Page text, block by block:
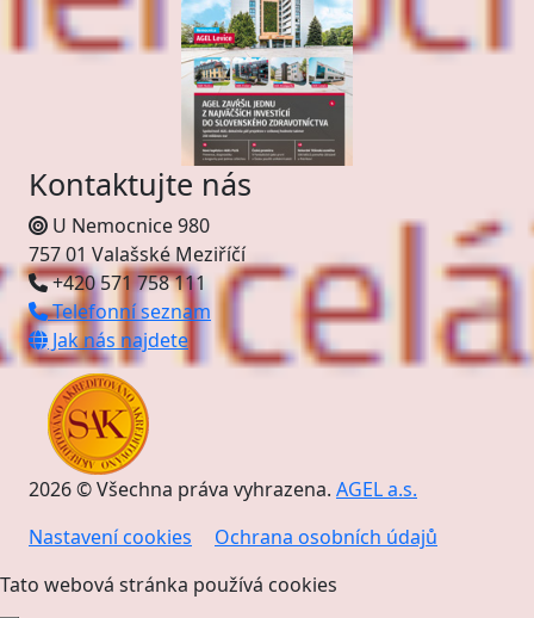
Kontaktujte nás
U Nemocnice 980
757 01 Valašské Meziříčí
+420 571 758 111
Telefonní seznam
Jak nás najdete
2026 © Všechna práva vyhrazena. AGEL a.s.
Nastavení cookies
Ochrana osobních údajů
Tato webová stránka používá cookies